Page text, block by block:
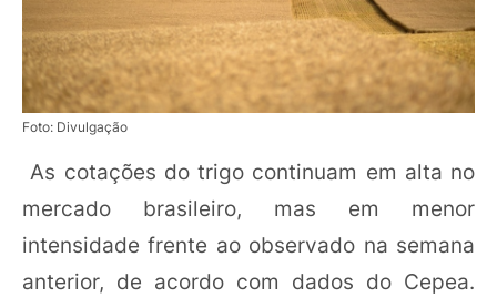
Foto: Divulgação
As cotações do trigo continuam em alta no
mercado brasileiro, mas em menor
intensidade frente ao observado na semana
anterior, de acordo com dados do Cepea.